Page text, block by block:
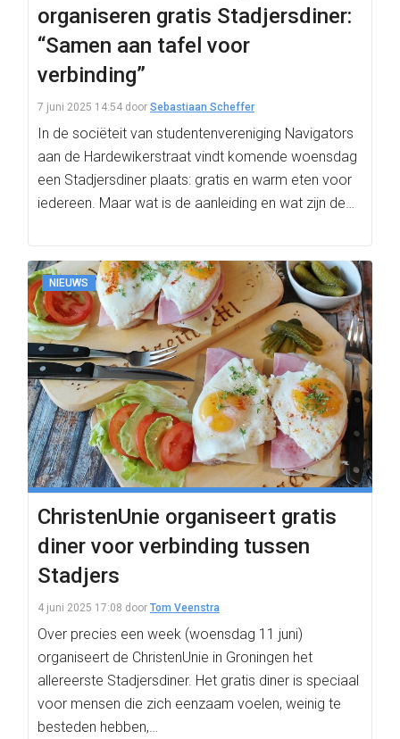
organiseren gratis Stadjersdiner:
“Samen aan tafel voor
verbinding”
7 juni 2025 14:54 door Sebastiaan Scheffer
In de sociëteit van studentenvereniging Navigators
aan de Hardewikerstraat vindt komende woensdag
een Stadjersdiner plaats: gratis en warm eten voor
iedereen. Maar wat is de aanleiding en wat zijn de…
NIEUWS
ChristenUnie organiseert gratis
diner voor verbinding tussen
Stadjers
4 juni 2025 17:08 door Tom Veenstra
Over precies een week (woensdag 11 juni)
organiseert de ChristenUnie in Groningen het
allereerste Stadjersdiner. Het gratis diner is speciaal
voor mensen die zich eenzaam voelen, weinig te
besteden hebben,…